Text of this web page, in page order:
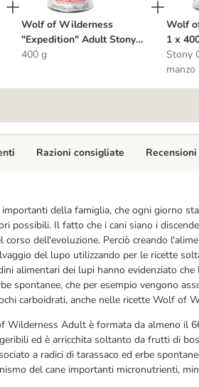
Wolf of Wilderness
"Expedition" Adult Stony
Creek 1 x 400 g umido per
400 g
Wolf
1 x
Stony
manzo
della famiglia, che ogni giorno
possibili. Il fatto che i cani siano i
corso dell'evoluzione. Perciò creando
del lupo utilizzando per le ricette
alimentari dei lupi hanno evidenziato
spontanee, che per esempio vengono
carboidrati, anche nelle ricette Wolf of
Wilderness Adult è formata da almeno il
ed è arricchita soltanto da frutti di
a radici di tarassaco ed erbe
del cane importanti micronutrienti,
Razioni consigliate Recensioni